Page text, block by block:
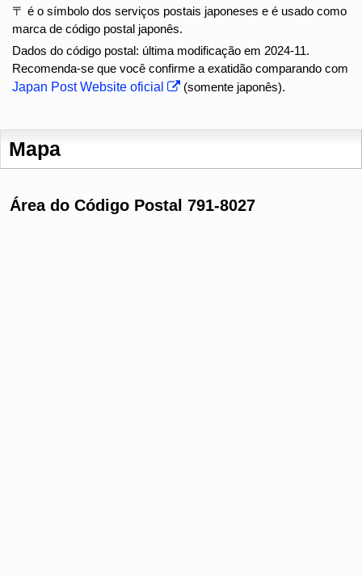
〒 é o símbolo dos serviços postais japoneses e é usado como
marca de código postal japonês.
Dados do código postal: última modificação em 2024-11.
Recomenda-se que você confirme a exatidão comparando com
Japan Post Website oficial
(somente japonês).
Mapa
Área do Código Postal 791-8027